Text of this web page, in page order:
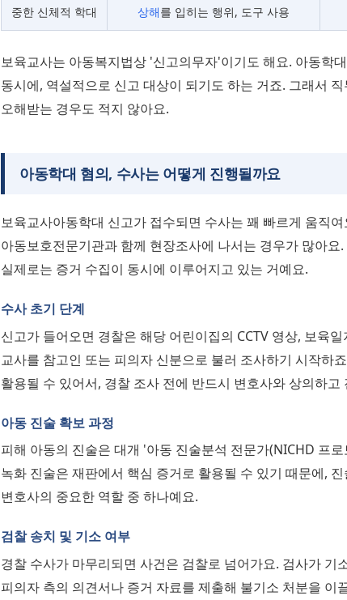
중한 신체적 학대 상해를 입히는 행위, 도구 사용
보육교사는 아동복지법상 '신고의무자'이기도 해요. 아동학
동시에, 역설적으로 신고 대상이 되기도 하는 거죠. 그래서
오해받는 경우도 적지 않아요.
아동학대 혐의, 수사는 어떻게 진행될까요
보육교사아동학대 신고가 접수되면 수사는 꽤 빠르게 움직
아동보호전문기관과 함께 현장조사에 나서는 경우가 많아
실제로는 증거 수집이 동시에 이루어지고 있는 거예요.
수사 초기 단계
신고가 들어오면 경찰은 해당 어린이집의 CCTV 영상, 보육
교사를 참고인 또는 피의자 신분으로 불러 조사하기 시작하
활용될 수 있어서, 경찰 조사 전에 반드시 변호사와 상의하고
아동 진술 확보 과정
피해 아동의 진술은 대개 '아동 진술분석 전문가(NICHD 프
녹화 진술은 재판에서 핵심 증거로 활용될 수 있기 때문에,
변호사의 중요한 역할 중 하나예요.
검찰 송치 및 기소 여부
경찰 수사가 마무리되면 사건은 검찰로 넘어가요. 검사가 기
피의자 측의 의견서나 증거 자료를 제출해 불기소 처분을 이